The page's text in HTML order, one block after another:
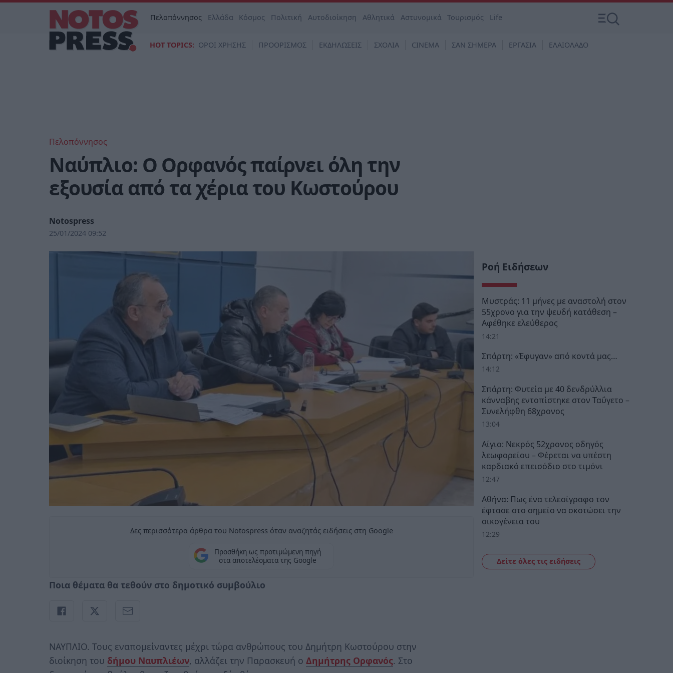
Πελοπόννησος Ελλάδα Κόσμος Πολιτική Αυτοδιοίκηση Αθλητικά Αστυνομικά Τουρισμός Life
HOT TOPICS: ΟΡΟΙ ΧΡΗΣΗΣ ΠΡΟΟΡΙΣΜΟΣ ΕΚΔΗΛΩΣΕΙΣ ΣΧΟΛΙΑ CINEMA ΣΑΝ ΣΗΜΕΡΑ ΕΡΓΑΣΙΑ ΕΛΑΙΟΛΑΔΟ
Πελοπόννησος
Ναύπλιο: Ο Ορφανός παίρνει όλη την
εξουσία από τα χέρια του Κωστούρου
Notospress
25/01/2024 09:52
Δες περισσότερα άρθρα του Notospress όταν αναζητάς ειδήσεις στη Google
Προσθήκη ως προτιμώμενη πηγή
στα αποτελέσματα της Google
Ποια θέματα θα τεθούν στο δημοτικό συμβούλιο
ΝΑΥΠΛΙΟ. Τους εναπομείναντες μέχρι τώρα ανθρώπους του Δημήτρη Κωστούρου στην
διοίκηση του δήμου Ναυπλιέων, αλλάζει την Παρασκευή ο Δημήτρης Ορφανός. Στο
Ροή Ειδήσεων
Μυστράς: 11 μήνες με αναστολή στον
55χρονο για την ψευδή κατάθεση –
Αφέθηκε ελεύθερος
14:21
Σπάρτη: «Έφυγαν» από κοντά μας…
14:12
Σπάρτη: Φυτεία με 40 δενδρύλλια
κάνναβης εντοπίστηκε στον Ταΰγετο –
Συνελήφθη 68χρονος
13:04
Αίγιο: Νεκρός 52χρονος οδηγός
λεωφορείου – Φέρεται να υπέστη
καρδιακό επεισόδιο στο τιμόνι
12:47
Αθήνα: Πως ένα τελεσίγραφο τον
έφτασε στο σημείο να σκοτώσει την
οικογένεια του
12:29
Δείτε όλες τις ειδήσεις